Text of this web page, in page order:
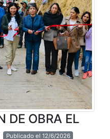
DE OBRA EL
Publicado el 12/6/2026